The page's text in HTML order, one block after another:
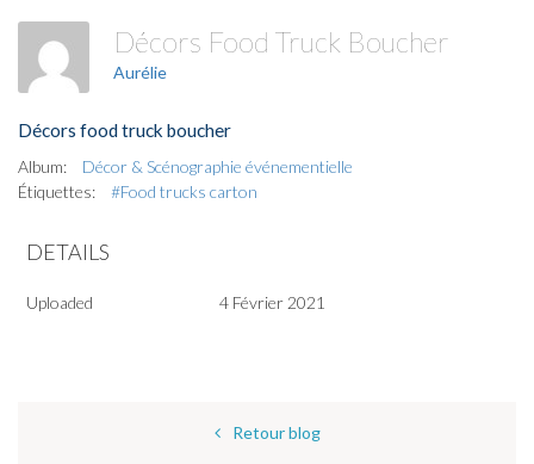
Décors Food Truck Boucher
Aurélie
Décors food truck boucher
Album:
Décor & Scénographie événementielle
Étiquettes:
#Food trucks carton
DETAILS
Uploaded 4 Février 2021
Retour blog